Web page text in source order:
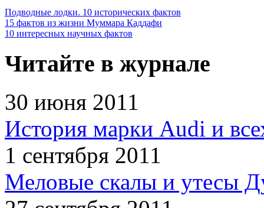
Подводные лодки. 10 исторических фактов
15 фактов из жизни Муммара Каддафи
10 интересных научных фактов
Читайте в журнале
30 июня 2011
История марки Audi и
1 сентября 2011
Меловые скалы и утесы